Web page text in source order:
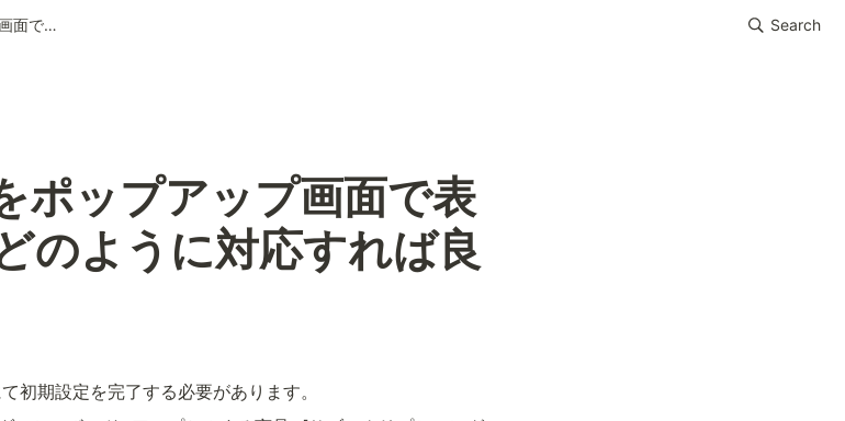
「定期商品」をポップアップ画面で表示させるにはどのように対応すれば良いですか？ Search
ポップアップ画面で表
のように対応すれば良
初期設定を完了する必要があります。